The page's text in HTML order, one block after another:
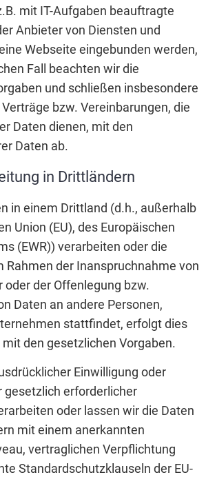
mit IT-Aufgaben beauftragte
Anbieter von Diensten und
Webseite eingebunden werden,
Fall beachten wir die
und schließen insbesondere
bzw. Vereinbarungen, die
Daten dienen, mit den
Daten ab.
in Drittländern
in einem Drittland (d.h., außerhalb
Union (EU), des Europäischen
(EWR)) verarbeiten oder die
Rahmen der Inanspruchnahme von
oder der Offenlegung bzw.
Daten an andere Personen,
stattfindet, erfolgt dies
mit den gesetzlichen Vorgaben.
Einwilligung oder
gesetzlich erforderlicher
oder lassen wir die Daten
mit einem anerkannten
vertraglichen Verpflichtung
Standardschutzklauseln der EU-